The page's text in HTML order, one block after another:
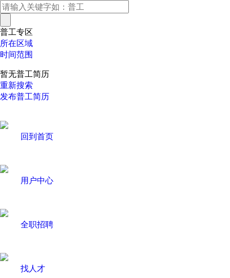
普工专区
所在区域
时间范围
暂无普工简历
重新搜索
发布普工简历
回到首页
用户中心
全职招聘
找人才